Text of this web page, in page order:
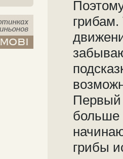
Первый
больше
грибы